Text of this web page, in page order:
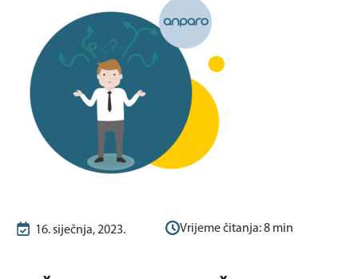
16. siječnja, 2023. Vrijeme čitanja:8min